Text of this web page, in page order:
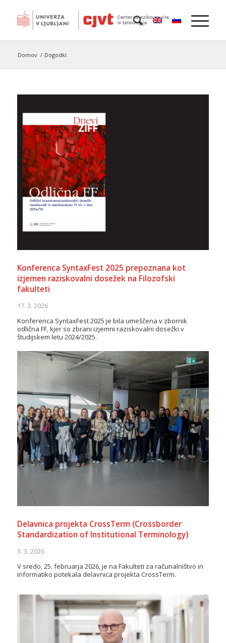
Domov / Dogodki
Konferenca SyntaxFest 2025 prepoznana kot
izjemen raziskovalni dosežek na Filozofski
fakulteti
17. 3. 2026
Konferenca SyntaxFest 2025 je bila umeščena v zbornik
odlična FF, kjer so zbrani izjemni raziskovalni dosežki v
študijskem letu 2024/2025.
Delavnica projekta CrossTerm (Crossborder
Standardization of Institutional Terminology)
3. 3. 2026
V sredo, 25. februarja 2026, je na Fakulteti za računalništvo in
informatiko potekala delavnica projekta CrossTerm.